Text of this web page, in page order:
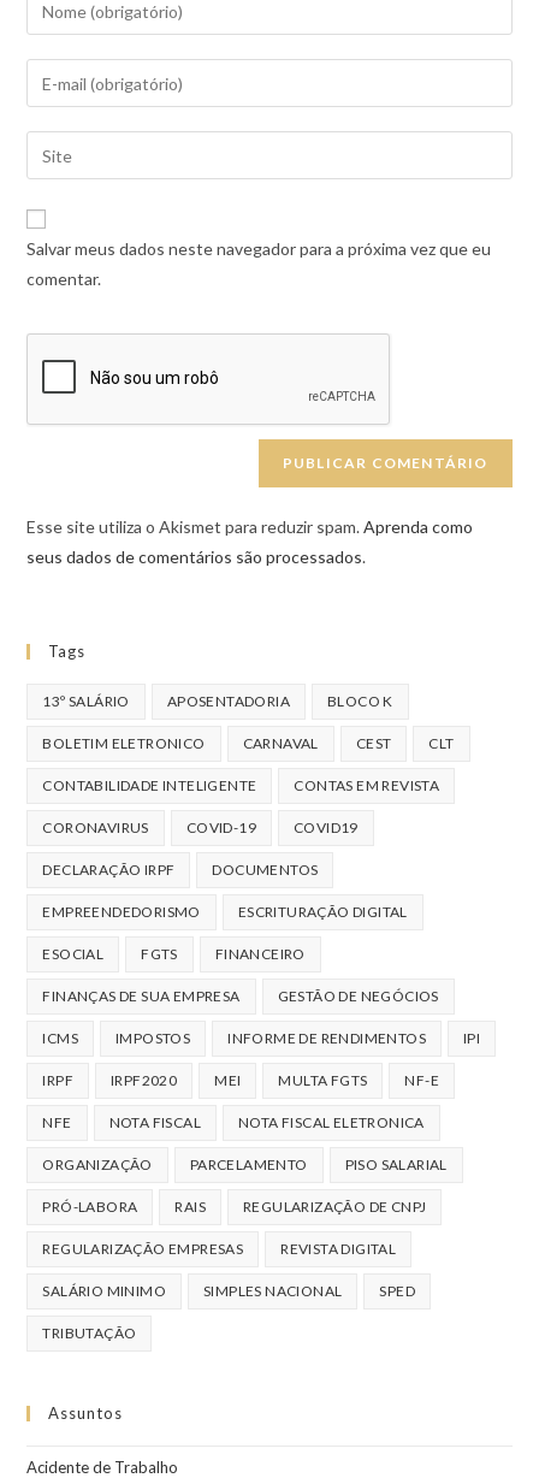
Salvar meus dados neste navegador para a próxima vez que eu
comentar.
Esse site utiliza o Akismet para reduzir spam.Aprenda como
seus dados de comentários são processados.
Tags
13º SALÁRIO APOSENTADORIA BLOCO K
BOLETIM ELETRONICO CARNAVAL CEST CLT
CONTABILIDADE INTELIGENTE CONTAS EM REVISTA
CORONAVIRUS COVID-19 COVID19
DECLARAÇÃO IRPF DOCUMENTOS
EMPREENDEDORISMO ESCRITURAÇÃO DIGITAL
ESOCIAL FGTS FINANCEIRO
FINANÇAS DE SUA EMPRESA GESTÃO DE NEGÓCIOS
ICMS IMPOSTOS INFORME DE RENDIMENTOS IPI
IRPF IRPF2020 MEI MULTA FGTS NF-E
NFE NOTA FISCAL NOTA FISCAL ELETRONICA
ORGANIZAÇÃO PARCELAMENTO PISO SALARIAL
PRÓ-LABORA RAIS REGULARIZAÇÃO DE CNPJ
REGULARIZAÇÃO EMPRESAS REVISTA DIGITAL
SALÁRIO MINIMO SIMPLES NACIONAL SPED
TRIBUTAÇÃO
Assuntos
Acidente de Trabalho